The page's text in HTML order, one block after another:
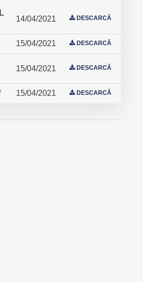
14/04/2021 DESCARCĂ
15/04/2021 DESCARCĂ
15/04/2021 DESCARCĂ
15/04/2021 DESCARCĂ